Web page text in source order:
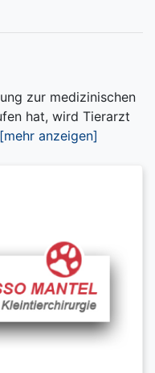
zur medizinischen
hat, wird Tierarzt
[mehr anzeigen]